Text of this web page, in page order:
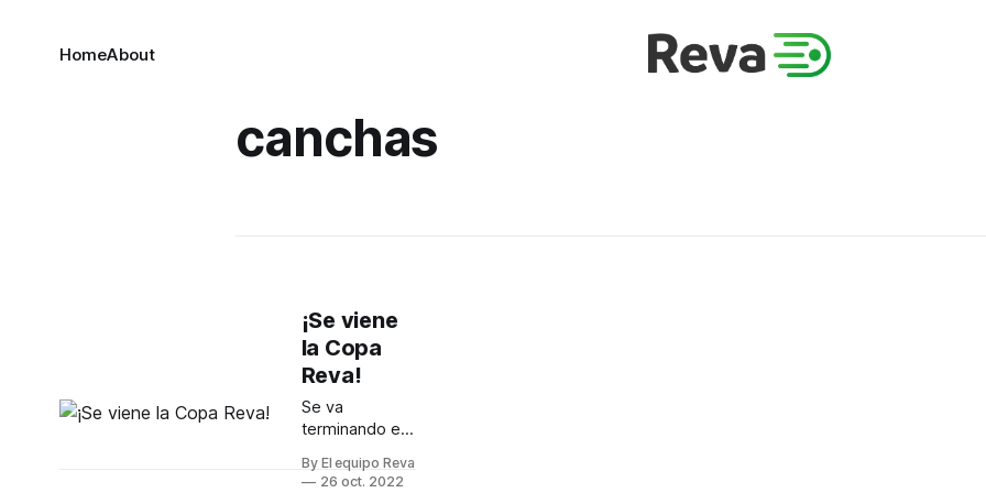
HomeAbout
canchas
¡Se viene
la Copa
Reva!
Se va
terminando el
queremos
By El equipo Reva
26 oct. 2022